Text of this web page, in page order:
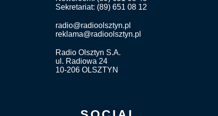
Sekretariat: (89) 651 08 12
radio@radioolsztyn.pl
reklama@radioolsztyn.pl
Radio Olsztyn S.A.
ul. Radiowa 24
10-206 OLSZTYN